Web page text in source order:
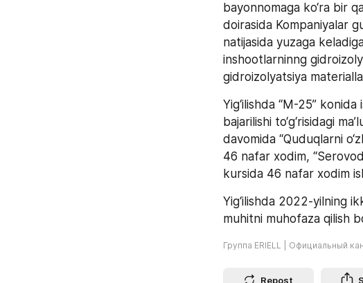
bayonnomaga ko‘ra bir
doirasida Kompaniyalar
natijasida yuzaga
inshootlarninng
gidroizolyatsiya
Yig‘ilishda “M-25”
bajarilishi to‘g‘risidagi
davomida “Quduqlarni
46 nafar xodim,
kursida 46 nafar xodim
Yig‘ilishda 2022-yilning
muhitni muhofaza qilish
Группа ERIELL | Официальный
Repost